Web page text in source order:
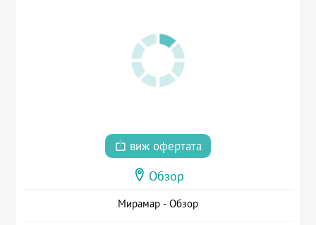
виж офертата
Обзор
Мирамар - Обзор